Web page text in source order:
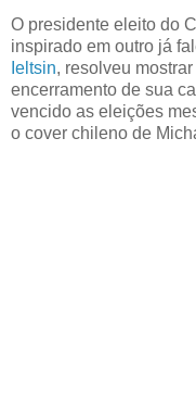
O presidente eleito do
inspirado em outro já
Ieltsin, resolveu
encerramento de sua
vencido as eleições
o cover chileno de